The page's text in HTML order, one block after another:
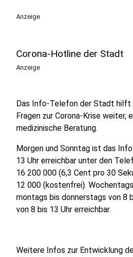
Anzeige
Corona-Hotline der Stadt
Anzeige
Das Info-Telefon der Stadt hilft
Fragen zur Corona-Krise weiter,
medizinische Beratung.
Morgen und Sonntag ist das
13 Uhr erreichbar unter den
16 200 000 (6,3 Cent pro 30
12 000 (kostenfrei).
montags bis donnerstags von 8
von 8 bis 13 Uhr erreichbar.
Weitere Infos zur Entwicklung